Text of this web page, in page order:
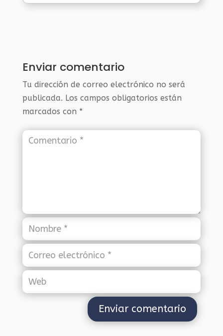
Enviar comentario
Tu dirección de correo electrónico no será
publicada. Los campos obligatorios están
marcados con *